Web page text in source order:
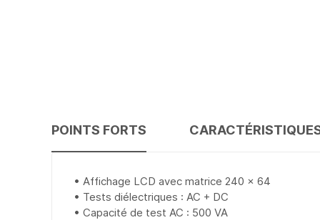
POINTS FORTS
• Affichage LCD avec matrice 240 x 64
• Tests diélectriques : AC + DC
• Capacité de test AC : 500 VA